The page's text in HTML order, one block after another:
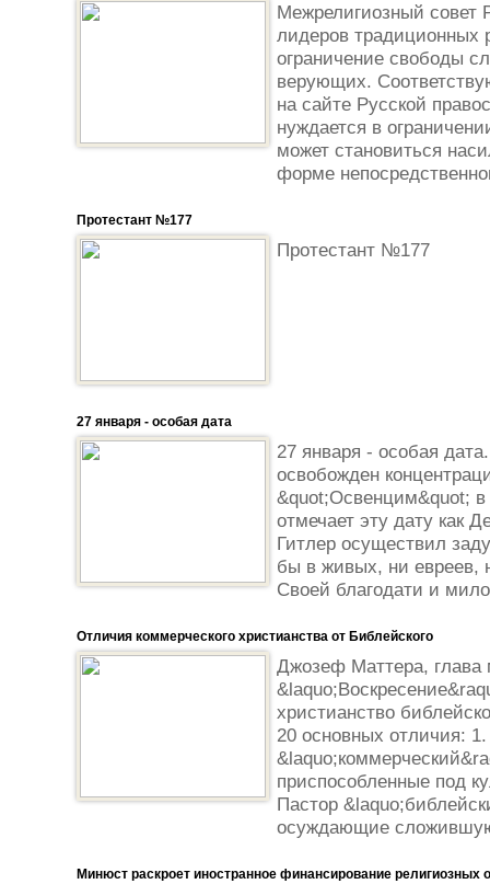
Межрелигиозный
лидеров традиционных
ограничение свободы
верующих.
на сайте Русской
нуждается в
может становиться
форме
Протестант №177
Протестант №177
27 января - особая дата
27 января - особая
освобожден
&quot;Освенцим&quot;
отмечает эту дату как
Гитлер осуществил
бы в живых, ни евреев,
Своей благодати и
Отличия коммерческого христианства от Библейского
Джозеф Маттера, глава
христианство
20 основных отличия:
приспособленные под
Пастор
осуждающие
Минюст раскроет иностранное финансирование религиозных